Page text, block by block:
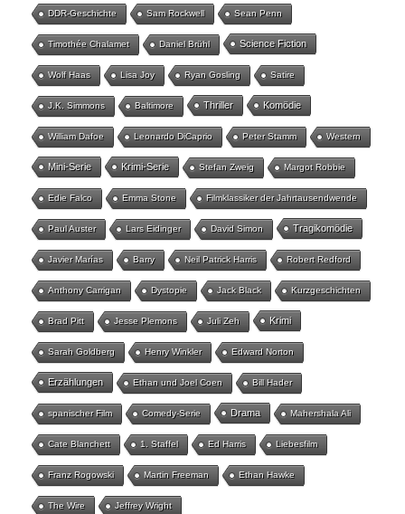
DDR-Geschichte Sam Rockwell Sean Penn
Timothée Chalamet Daniel Brühl Science Fiction
Wolf Haas Lisa Joy Ryan Gosling Satire
J.K. Simmons Baltimore Thriller Komödie
William Dafoe Leonardo DiCaprio Peter Stamm Western
Mini-Serie Krimi-Serie Stefan Zweig Margot Robbie
Edie Falco Emma Stone Filmklassiker der Jahrtausendwende
Paul Auster Lars Eidinger David Simon Tragikomödie
Javier Marías Barry Neil Patrick Harris Robert Redford
Anthony Carrigan Dystopie Jack Black Kurzgeschichten
Brad Pitt Jesse Plemons Juli Zeh Krimi
Sarah Goldberg Henry Winkler Edward Norton
Erzählungen Ethan und Joel Coen Bill Hader
spanischer Film Comedy-Serie Drama Mahershala Ali
Cate Blanchett 1. Staffel Ed Harris Liebesfilm
Franz Rogowski Martin Freeman Ethan Hawke
The Wire Jeffrey Wright